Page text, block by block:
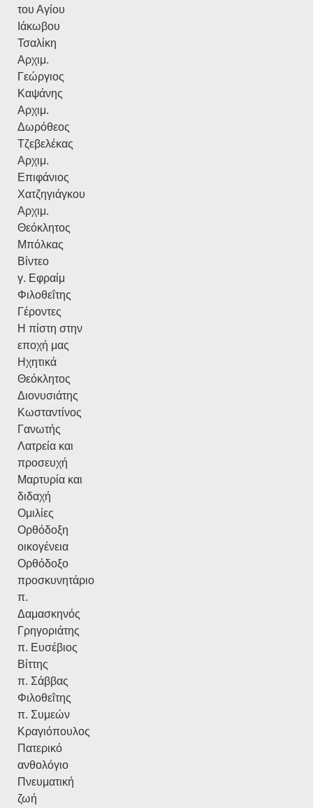
του Αγίου
Ιάκωβου
Τσαλίκη
Αρχιμ.
Γεώργιος
Καψάνης
Αρχιμ.
Δωρόθεος
Τζεβελέκας
Αρχιμ.
Επιφάνιος
Χατζηγιάγκου
Αρχιμ.
Θεόκλητος
Μπόλκας
Βίντεο
γ. Εφραίμ
Φιλοθεΐτης
Γέροντες
Η πίστη στην
εποχή μας
Ηχητικά
Θεόκλητος
Διονυσιάτης
Κωσταντίνος
Γανωτής
Λατρεία και
προσευχή
Μαρτυρία και
διδαχή
Ομιλίες
Ορθόδοξη
οικογένεια
Ορθόδοξο
προσκυνητάριο
π.
Δαμασκηνός
Γρηγοριάτης
π. Ευσέβιος
Βίττης
π. Σάββας
Φιλοθεΐτης
π. Συμεών
Κραγιόπουλος
Πατερικό
ανθολόγιο
Πνευματική
ζωή